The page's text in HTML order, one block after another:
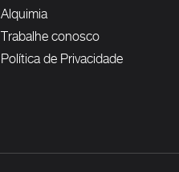
Alquimia
Trabalhe conosco
Política de Privacidade